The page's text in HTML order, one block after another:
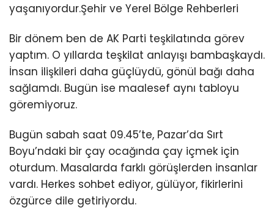
yaşanıyordur.Şehir ve Yerel Bölge Rehberleri
Bir dönem ben de AK Parti teşkilatında görev
yaptım. O yıllarda teşkilat anlayışı bambaşkaydı.
İnsan ilişkileri daha güçlüydü, gönül bağı daha
sağlamdı. Bugün ise maalesef aynı tabloyu
göremiyoruz.
Bugün sabah saat 09.45’te, Pazar’da Sırt
Boyu’ndaki bir çay ocağında çay içmek için
oturdum. Masalarda farklı görüşlerden insanlar
vardı. Herkes sohbet ediyor, gülüyor, fikirlerini
özgürce dile getiriyordu.